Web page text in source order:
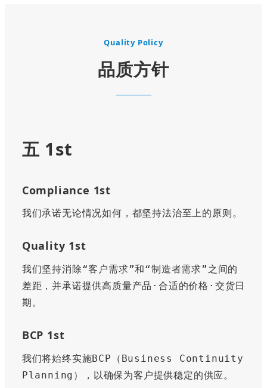
Quality Policy
品质方针
五 1st
Compliance 1st
我们承诺无论情况如何，都坚持法治至上的原则。
Quality 1st
我们坚持消除“客户需求”和“制造者需求”之间的
差距，并承诺提供高质量产品·合适的价格·交货日
期。
BCP 1st
我们将始终实施BCP（Business Continuity
Planning），以确保为客户提供稳定的供应。